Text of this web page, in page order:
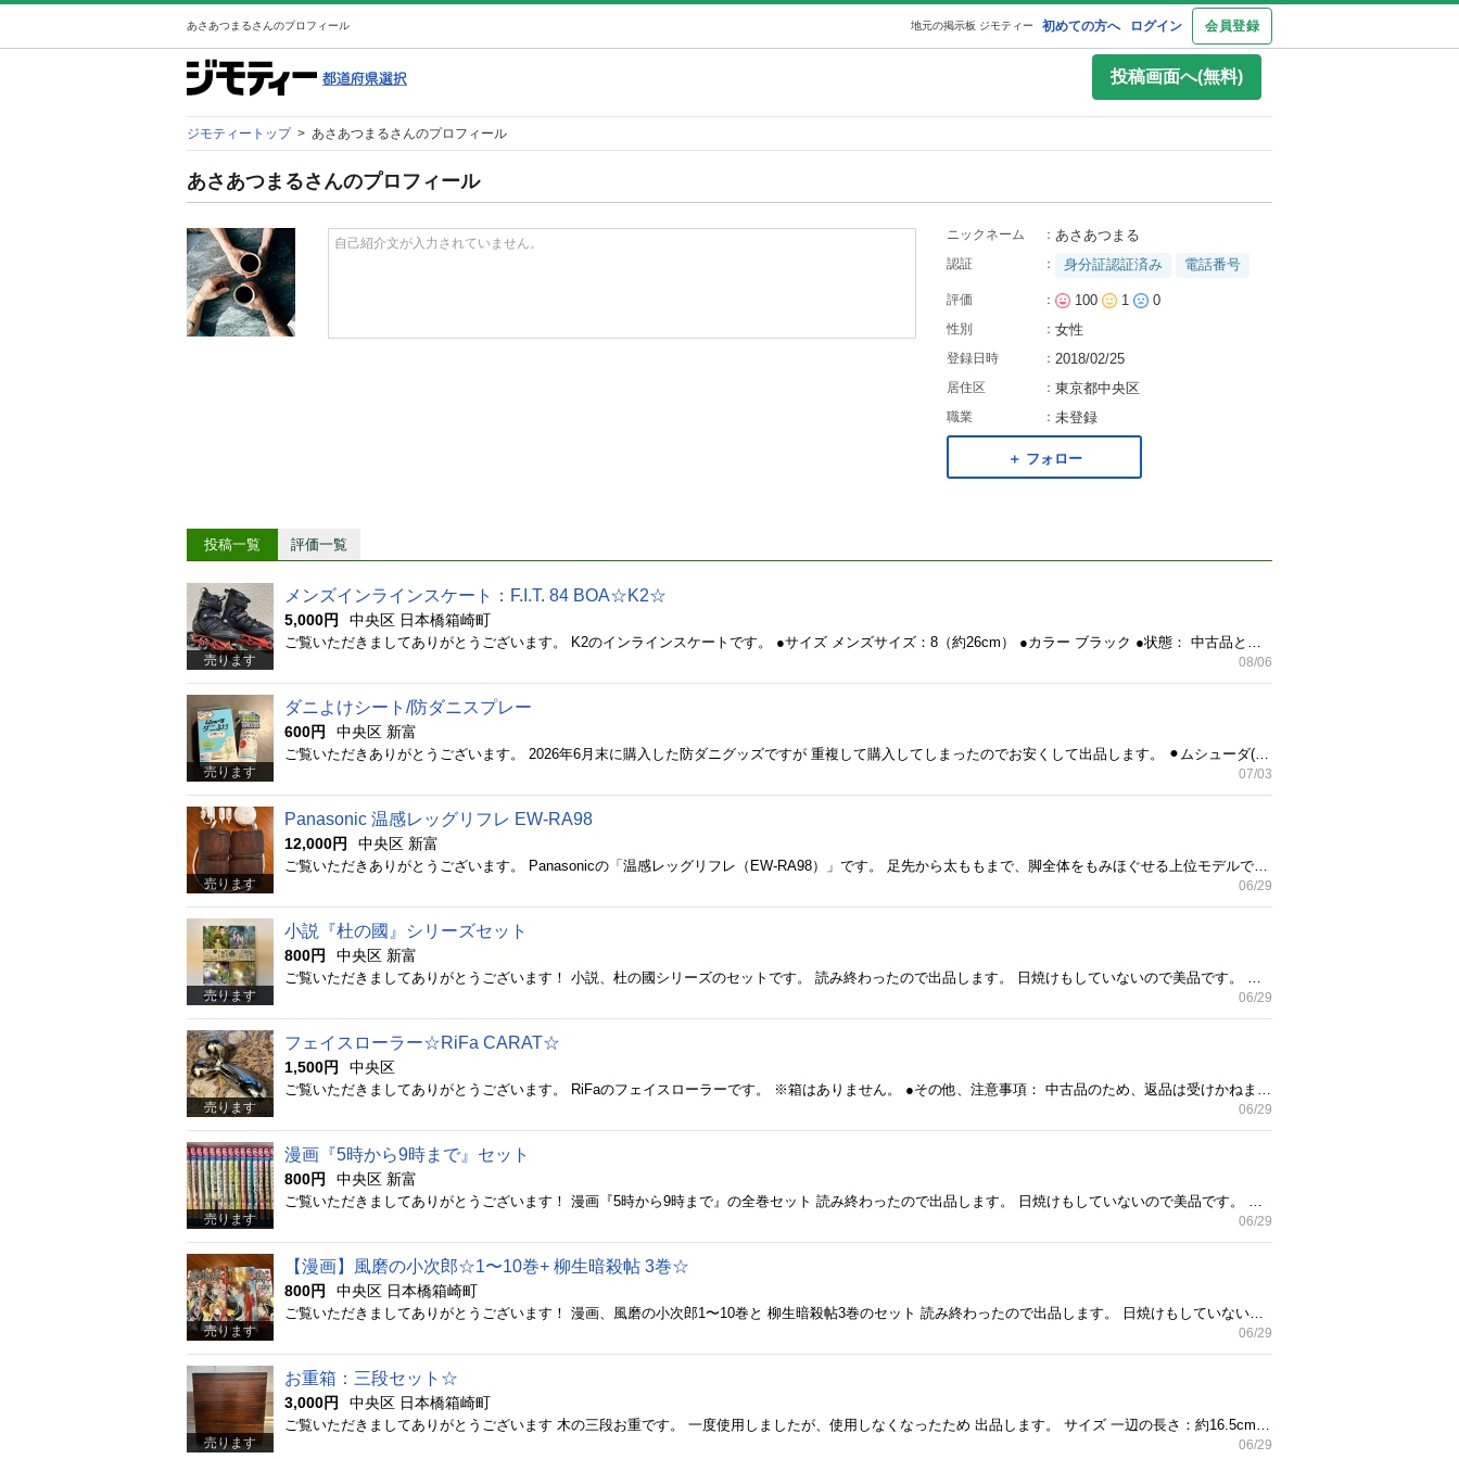
あさあつまるさんのプロフィール 初めての方へ ログイン 会員登録
地元の掲示板 ジモティー
投稿画面へ(無料)
ジモティートップ > あさあつまるさんのプロフィール
あさあつまるさんのプロフィール
自己紹介文が入力されていません。
ニックネーム ： あさあつまる
認証 ： 身分証認証済み 電話番号
評価 ： 100 1 0
性別 ： 女性
登録日時 ： 2018/02/25
居住区 ： 東京都中央区
職業 ： 未登録
＋ フォロー
投稿一覧 評価一覧
売ります
メンズインラインスケート：F.I.T. 84 BOA☆K2☆
5,000円 中央区 日本橋箱崎町
08/06
売ります
ダニよけシート/防ダニスプレー
600円 中央区 新富
07/03
売ります
Panasonic 温感レッグリフレ EW-RA98
12,000円 中央区 新富
06/29
売ります
小説『杜の國』シリーズセット
800円 中央区 新富
06/29
売ります
フェイスローラー☆RiFa CARAT☆
1,500円 中央区
06/29
売ります
漫画『5時から9時まで』セット
800円 中央区 新富
06/29
売ります
【漫画】風磨の小次郎☆1〜10巻+ 柳生暗殺帖 3巻☆
800円 中央区 日本橋箱崎町
06/29
売ります
お重箱：三段セット☆
3,000円 中央区 日本橋箱崎町
06/29